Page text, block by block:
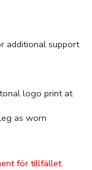
additional support
logo print at
as worn
för tillfället.